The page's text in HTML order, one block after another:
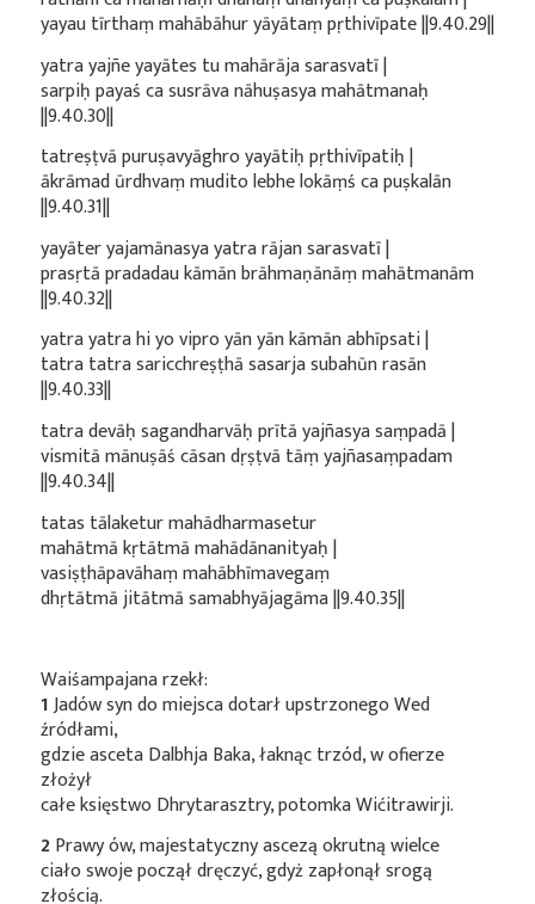
yayau tīrthaṃ mahābāhur yāyātaṃ pṛthivīpate ||9.40.29||
yatra yajñe yayātes tu mahārāja sarasvatī |
sarpiḥ payaś ca susrāva nāhuṣasya mahātmanaḥ
||9.40.30||
tatreṣṭvā puruṣavyāghro yayātiḥ pṛthivīpatiḥ |
ākrāmad ūrdhvaṃ mudito lebhe lokāṃś ca puṣkalān
||9.40.31||
yayāter yajamānasya yatra rājan sarasvatī |
prasṛtā pradadau kāmān brāhmaṇānāṃ mahātmanām
||9.40.32||
yatra yatra hi yo vipro yān yān kāmān abhīpsati |
tatra tatra saricchreṣṭhā sasarja subahūn rasān
||9.40.33||
tatra devāḥ sagandharvāḥ prītā yajñasya saṃpadā |
vismitā mānuṣāś cāsan dṛṣṭvā tāṃ yajñasaṃpadam
||9.40.34||
tatas tālaketur mahādharmasetur
mahātmā kṛtātmā mahādānanityaḥ |
vasiṣṭhāpavāhaṃ mahābhīmavegaṃ
dhṛtātmā jitātmā samabhyājagāma ||9.40.35||
Waiśampajana rzekł:
1Jadów syn do miejsca dotarł upstrzonego Wed
źródłami,
gdzie asceta Dalbhja Baka, łaknąc trzód, w ofierze
złożył
całe księstwo Dhrytarasztry, potomka Wićitrawirji.
2Prawy ów, majestatyczny ascezą okrutną wielce
ciało swoje począł dręczyć, gdyż zapłonął srogą
złością.